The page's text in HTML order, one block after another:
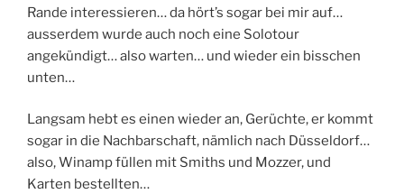
Rande interessieren… da hört’s sogar bei mir auf…
ausserdem wurde auch noch eine Solotour
angekündigt… also warten… und wieder ein bisschen
unten…
Langsam hebt es einen wieder an, Gerüchte, er kommt
sogar in die Nachbarschaft, nämlich nach Düsseldorf…
also, Winamp füllen mit Smiths und Mozzer, und
Karten bestellten…